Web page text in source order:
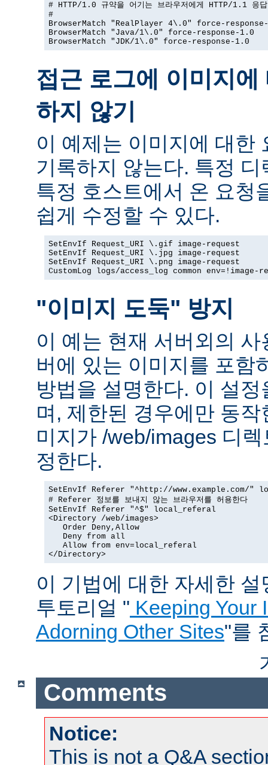
# HTTP/1.0 규약을 어기는 브라우저에게 HTTP/1.1 응
#
BrowserMatch "RealPlayer 4\.0" force-
BrowserMatch "Java/1\.0" force-response-1.0
BrowserMatch "JDK/1\.0" force-response-1.0
접근 로그에 이미지
하지 않기
이 예제는 이미지에 대한
기록하지 않는다. 특정
특정 호스트에서 온 요청
쉽게 수정할 수 있다.
SetEnvIf Request_URI \.gif image-request
SetEnvIf Request_URI \.jpg image-request
SetEnvIf Request_URI \.png image-request
CustomLog logs/access_log common env=!image-
"이미지 도둑" 방지
이 예는 현재 서버외의
버에 있는 이미지를 포함
방법을 설명한다. 이 설
며, 제한된 경우에만 동
미지가 /web/images 디
정한다.
SetEnvIf Referer "^http://www.example.com/"
# Referer 정보를 보내지 않는 브라우저를 허용한다
SetEnvIf Referer "^$" local_referal
<Directory /web/images>
   Order Deny,Allow
   Deny from all
   Allow from env=local_referal
</Directory>
이 기법에 대한 자세한
투토리얼 " Keeping Your
Adorning Other Sites"를
Comments
Notice:
This is not a Q&A